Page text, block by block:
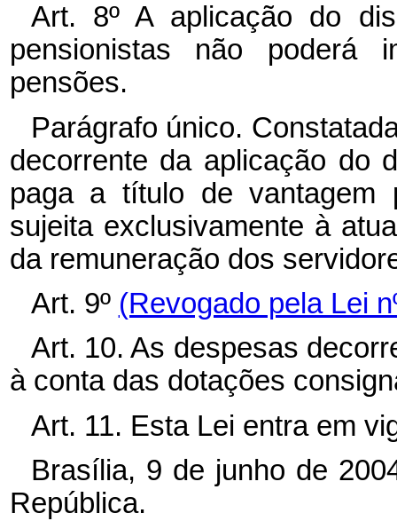
Art. 8º A aplicação do
pensionistas não poderá
pensões.
Parágrafo único.
decorrente da aplicação do
paga a título de vantagem
sujeita exclusivamente à
da remuneração dos
Art. 9º (Revogado pela Lei
Art. 10. As despesas
à conta das dotações
Art. 11. Esta Lei entra em
Brasília, 9 de junho de
República.